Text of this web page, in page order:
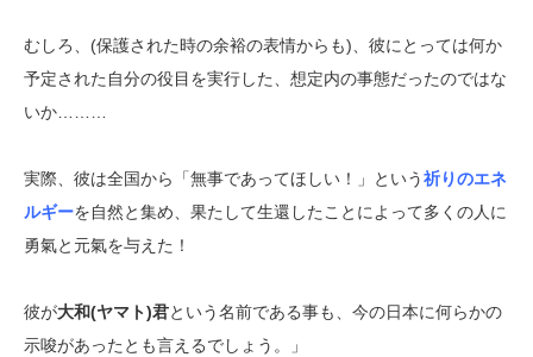
むしろ、(保護された時の余裕の表情からも)、彼にとっては何か
予定された自分の役目を実行した、想定内の事態だったのではな
いか………
実際、彼は全国から「無事であってほしい！」という祈りのエネ
ルギーを自然と集め、果たして生還したことによって多くの人に
勇氣と元氣を与えた！
彼が大和(ヤマト)君という名前である事も、今の日本に何らかの
示唆があったとも言えるでしょう。」